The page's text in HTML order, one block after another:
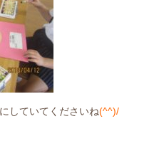
していてくださいね(^^)/